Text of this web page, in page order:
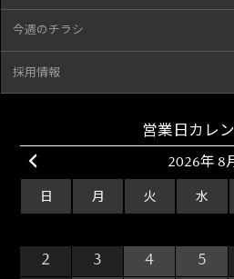
今週のチラシ
採用情報
営業日カレ
2026年 8
日 月 火 水
2
3 4 5